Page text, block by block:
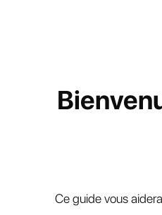
Ce guide vous